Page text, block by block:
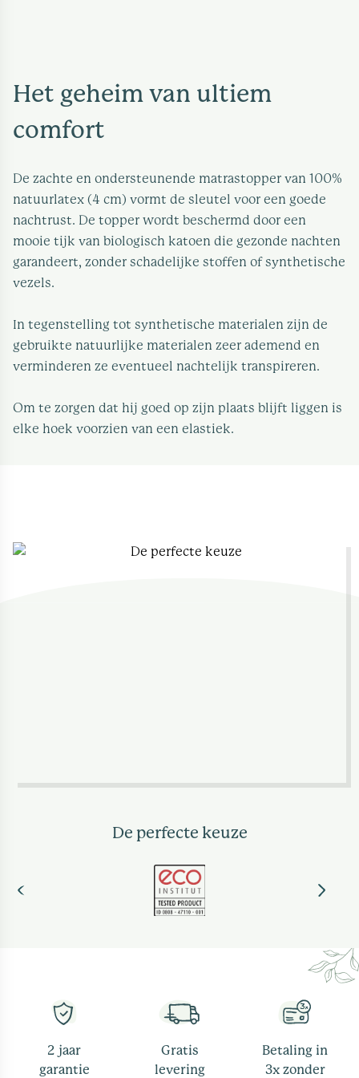
Het geheim van ultiem
comfort
De zachte en ondersteunende matrastopper van 100%
natuurlatex (4 cm) vormt de sleutel voor een goede
nachtrust. De topper wordt beschermd door een
mooie tijk van biologisch katoen die gezonde nachten
garandeert, zonder schadelijke stoffen of synthetische
vezels.
In tegenstelling tot synthetische materialen zijn de
gebruikte natuurlijke materialen zeer ademend en
verminderen ze eventueel nachtelijk transpireren.
Om te zorgen dat hij goed op zijn plaats blijft liggen is
elke hoek voorzien van een elastiek.
De perfecte keuze
2 jaar
garantie
Gratis
levering
Betaling in
3x zonder